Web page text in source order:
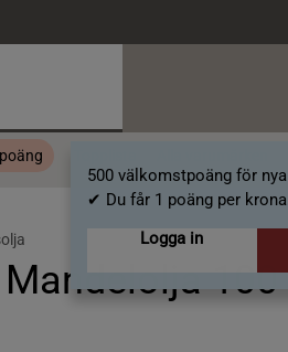
500 välkomstpoäng för
✔ Du får 1 poäng per
Logga in